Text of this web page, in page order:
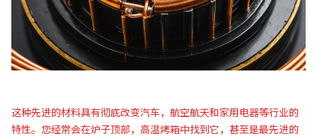
这种先进的材料具有彻底改变汽车，航空航天和家用电器等行业的
特性。您经常会在炉子顶部，高温烤箱中找到它，甚至是最先进的